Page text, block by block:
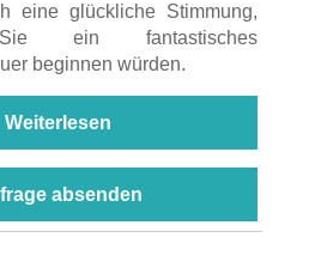
eine glückliche Stimmung,
ein fantastisches
beginnen würden.
Weiterlesen
absenden